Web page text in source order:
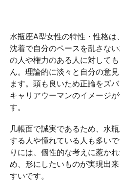
水瓶座A型女性の特性・性格
沈着で自分のペースを乱さな
の人や権力のある人に対して
ん。理論的に淡々と自分の意
ます。頭も良いため正論をズ
キャリアウーマンのイメージ
す。
几帳面で誠実であるため、水
する人や憧れている人も多い
りには、個性的な考えに惹か
め、形にしたいものが実現出
すいです。